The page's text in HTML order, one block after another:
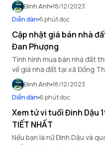
Đình Anh 18/12/2023
Diễn đàn 5 phút đọc
Cập nhật giá bán nhà
Đan Phượng
Tình hình mua bán nhà đất
về giá nhà đất tại xã Đồng
bài viết dưới đây của
Đình Anh 18/12/2023
Diễn đàn 6 phút đọc
Xem tử vi tuổi Đinh Dậu
TIẾT NHẤT
Nếu bạn là nữ Đinh Dậu và